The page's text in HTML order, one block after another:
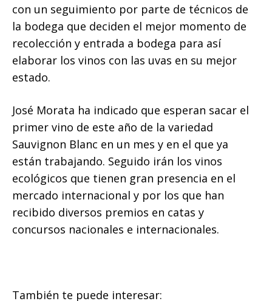
con un seguimiento por parte de técnicos de
la bodega que deciden el mejor momento de
recolección y entrada a bodega para así
elaborar los vinos con las uvas en su mejor
estado.
José Morata ha indicado que esperan sacar el
primer vino de este año de la variedad
Sauvignon Blanc en un mes y en el que ya
están trabajando. Seguido irán los vinos
ecológicos que tienen gran presencia en el
mercado internacional y por los que han
recibido diversos premios en catas y
concursos nacionales e internacionales.
También te puede interesar: